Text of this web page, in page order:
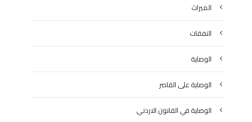
الميراث
النفقات
الوصاية
الوصاية على القاصر
الوصاية في القانون الاردني